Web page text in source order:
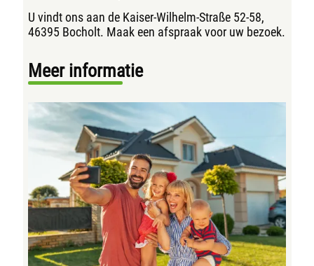
U vindt ons aan de Kaiser-Wilhelm-Straße 52-58,
46395 Bocholt. Maak een afspraak voor uw bezoek.
Meer informatie